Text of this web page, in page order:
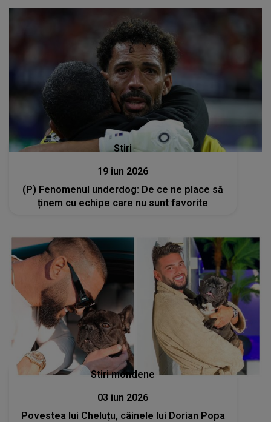
Stiri
19 iun 2026
(P) Fenomenul underdog: De ce ne place să
ținem cu echipe care nu sunt favorite
Stiri mondene
03 iun 2026
Povestea lui Cheluțu, câinele lui Dorian Popa